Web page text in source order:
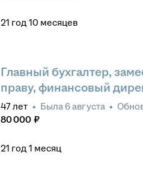
21 год 10 месяцев
Главный бухгалтер,
праву, финансовый
47лет • Была6 августа •
80 000 ₽
21 год 1 месяц